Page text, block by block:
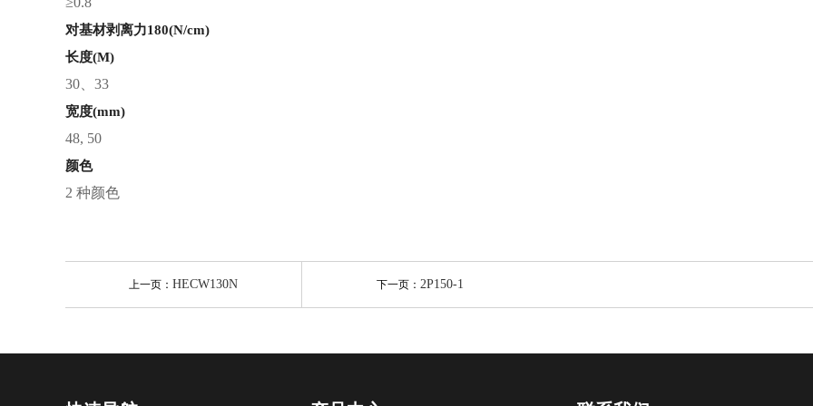
对基材剥离力180(N/cm)
长度(M)
30、33
宽度(mm)
48, 50
颜色
2 种颜色
上一页： HECW130N 下一页： 2P150-1